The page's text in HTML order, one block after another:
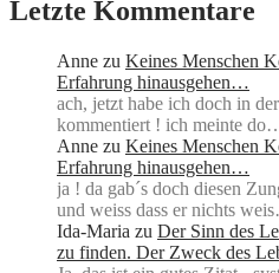
Letzte Kommentare
Anne zu Keines Menschen
Erfahrung hinausgehen…
ach, jetzt habe ich doch in
kommentiert ! ich meinte
Anne zu Keines Menschen
Erfahrung hinausgehen…
ja ! da gab´s doch diesen
und weiss dass er nichts
Ida-Maria zu Der Sinn des
zu finden. Der Zweck des